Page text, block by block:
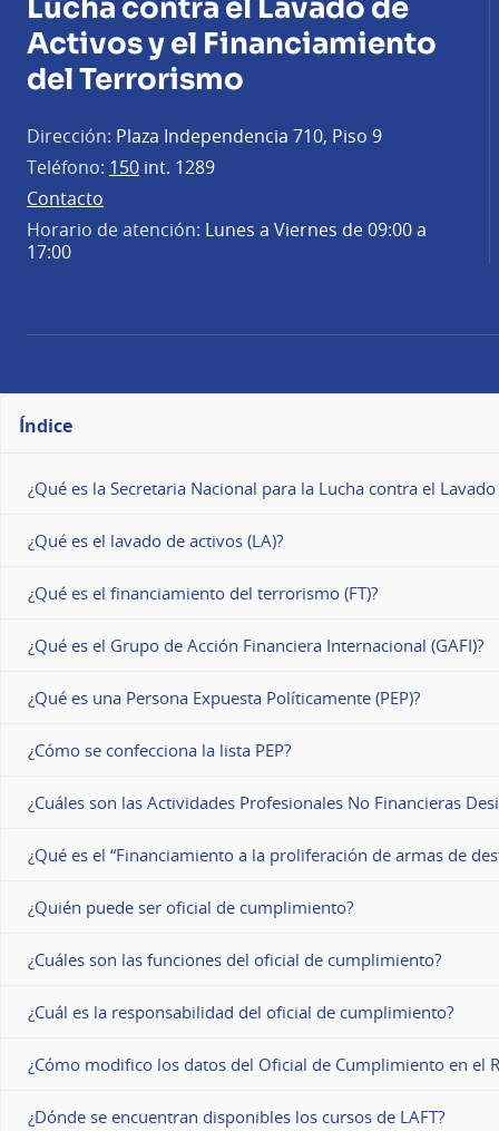
Lucha contra el Lavado de
Activos y el Financiamiento
del Terrorismo
Dirección: Plaza Independencia 710, Piso 9
Teléfono: 150 int. 1289
Contacto
Horario de atención: Lunes a Viernes de 09:00 a
17:00
Índice
¿Qué es la Secretaria Nacional para la Lucha contra el
¿Qué es el lavado de activos (LA)?
¿Qué es el financiamiento del terrorismo (FT)?
¿Qué es el Grupo de Acción Financiera Internacional (GAFI)?
¿Qué es una Persona Expuesta Políticamente (PEP)?
¿Cómo se confecciona la lista PEP?
¿Cuáles son las Actividades Profesionales No Financieras
¿Qué es el “Financiamiento a la proliferación de armas de
¿Quién puede ser oficial de cumplimiento?
¿Cuáles son las funciones del oficial de cumplimiento?
¿Cuál es la responsabilidad del oficial de cumplimiento?
¿Cómo modifico los datos del Oficial de Cumplimiento en el
¿Dónde se encuentran disponibles los cursos de LAFT?